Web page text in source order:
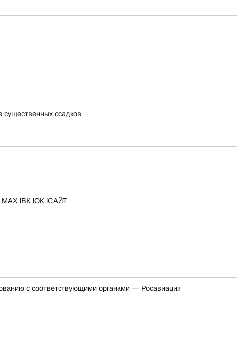
существенных осадков
MAX lВК lОК lСАЙТ
с соответствующими органами — Росавиация